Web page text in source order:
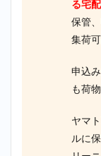
る宅
保管
集荷可
申込
も荷
ヤマ
ルに